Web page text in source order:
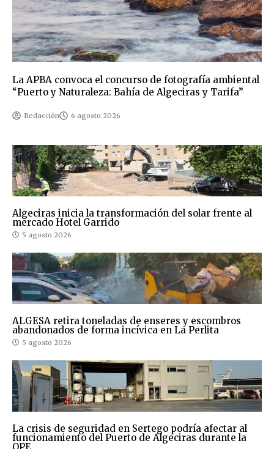
La APBA convoca el concurso de fotografía ambiental
“Puerto y Naturaleza: Bahía de Algeciras y Tarifa”
Redacción 6 agosto 2026
Algeciras inicia la transformación del solar frente al
mercado Hotel Garrido
5 agosto 2026
ALGESA retira toneladas de enseres y escombros
abandonados de forma incívica en La Perlita
5 agosto 2026
La crisis de seguridad en Sertego podría afectar al
funcionamiento del Puerto de Algeciras durante la
OPE